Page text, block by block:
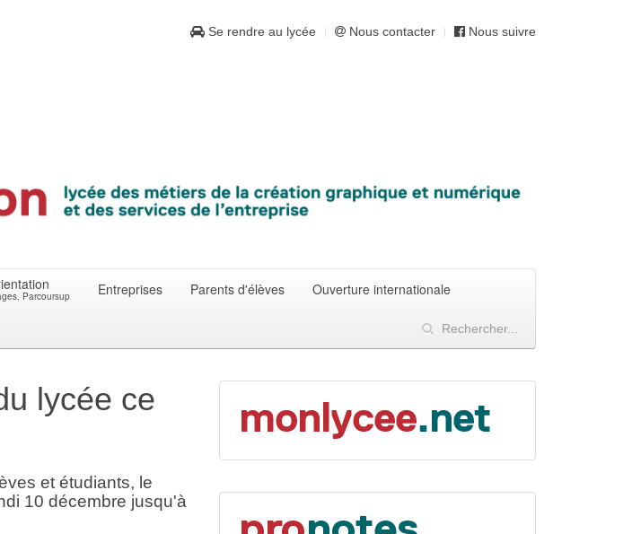
Se rendre au lycée Nous contacter Nous suivre
Parcoursup Entreprises Parents d'élèves Ouverture internationale
lycée ce
et étudiants, le
10 décembre jusqu'à